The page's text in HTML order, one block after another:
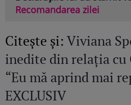
Recomandarea zilei
Citeşte şi: Viviana
inedite din relația cu
“Eu mă aprind mai
EXCLUSIV